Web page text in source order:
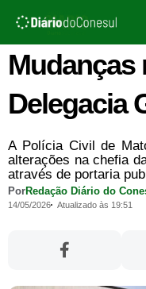
para
conteúdo
Mudanças
Delegacia
A Polícia Civil de
alterações na chefia
através de portaria
PorRedação Diário do
14/05/2026 Atualizado às 19:51